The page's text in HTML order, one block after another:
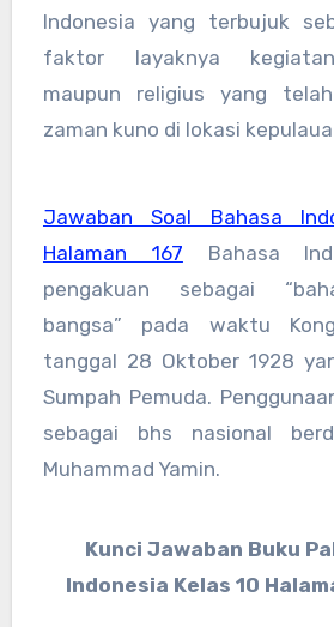
Indonesia yang terbujuk
faktor layaknya
maupun religius yang
zaman kuno di lokasi
Jawaban Soal Bahasa
Halaman 167 Bahasa
pengakuan sebagai
bangsa” pada waktu
tanggal 28 Oktober 1928
Sumpah Pemuda.
sebagai bhs nasional
Muhammad Yamin.
Kunci Jawaban Buku
Indonesia Kelas 10